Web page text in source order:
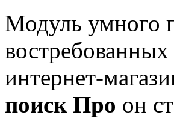
Модуль умного
интернет-
поиск Про он